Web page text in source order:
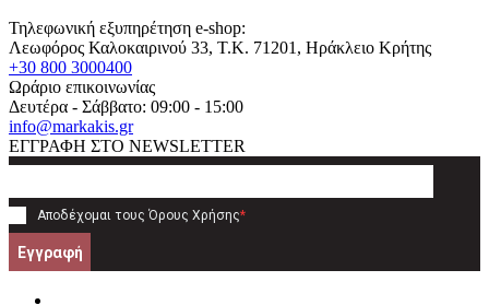
Τηλεφωνική εξυπηρέτηση e-shop:
Λεωφόρος Καλοκαιρινού 33, T.K. 71201, Ηράκλειο Κρήτης
+30 800 3000400
Ωράριο επικοινωνίας
Δευτέρα - Σάββατο: 09:00 - 15:00
info@markakis.gr
ΕΓΓΡΑΦΗ ΣΤΟ NEWSLETTER
Αποδέχομαι τους Όρους Χρήσης*
Εγγραφή